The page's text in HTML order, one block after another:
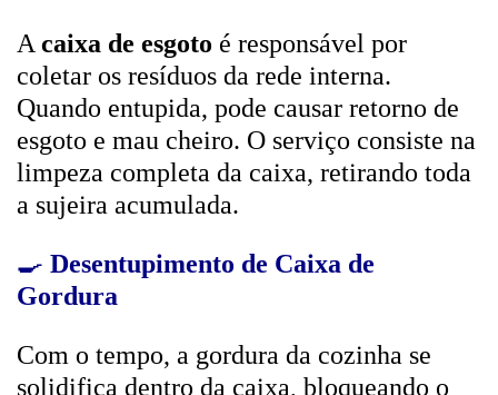
A caixa de esgoto é responsável por
coletar os resíduos da rede interna.
Quando entupida, pode causar retorno de
esgoto e mau cheiro. O serviço consiste na
limpeza completa da caixa, retirando toda
a sujeira acumulada.
🍳 Desentupimento de Caixa de
Gordura
Com o tempo, a gordura da cozinha se
solidifica dentro da caixa, bloqueando o